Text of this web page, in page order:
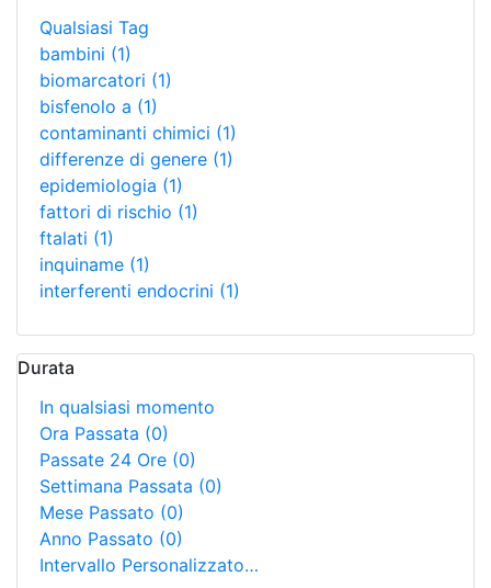
Qualsiasi Tag
bambini (1)
biomarcatori (1)
bisfenolo a (1)
contaminanti chimici (1)
differenze di genere (1)
epidemiologia (1)
fattori di rischio (1)
ftalati (1)
inquiname (1)
interferenti endocrini (1)
Durata
In qualsiasi momento
Ora Passata (0)
Passate 24 Ore (0)
Settimana Passata (0)
Mese Passato (0)
Anno Passato (0)
Intervallo Personalizzato…